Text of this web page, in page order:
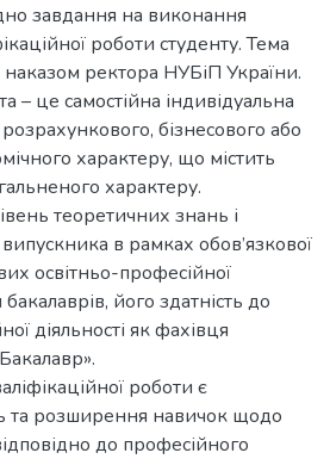
завдання на виконання
роботи студенту. Тема
ректора НУБіП України.
– це самостійна індивідуальна
бізнесового або
характеру, що містить
характеру.
теоретичних знань і
в рамках обов’язкової
освітньо-професійної
його здатність до
діяльності як фахівця
роботи є
та розширення навичок щодо
до професійного